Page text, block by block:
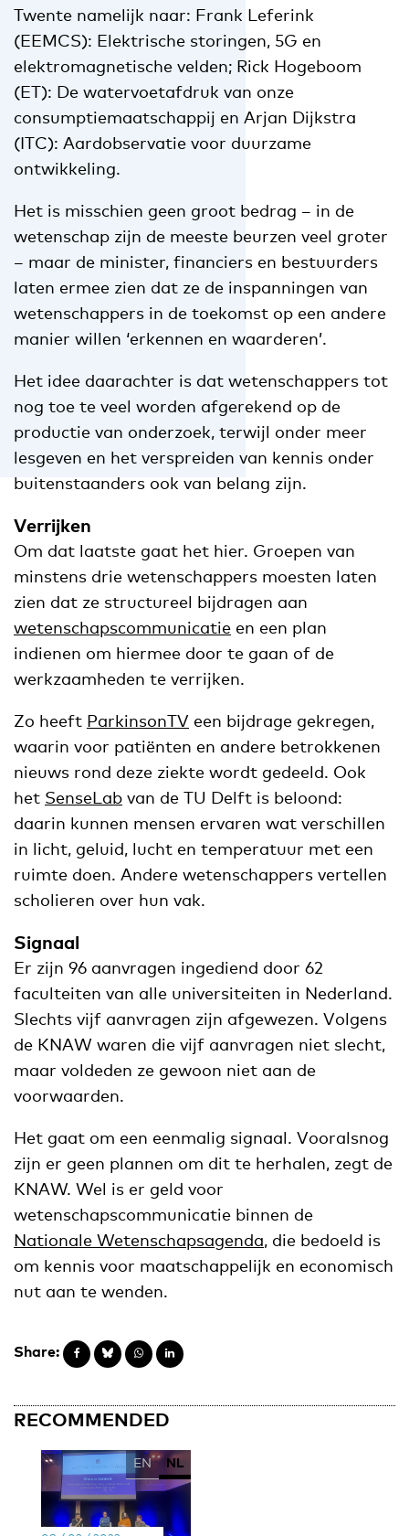
Twente namelijk naar: Frank Leferink
(EEMCS): Elektrische storingen, 5G en
elektromagnetische velden; Rick Hogeboom
(ET): De watervoetafdruk van onze
consumptiemaatschappij en Arjan Dijkstra
(ITC): Aardobservatie voor duurzame
ontwikkeling.
Het is misschien geen groot bedrag – in de
wetenschap zijn de meeste beurzen veel groter
– maar de minister, financiers en bestuurders
laten ermee zien dat ze de inspanningen van
wetenschappers in de toekomst op een andere
manier willen ‘erkennen en waarderen’.
Het idee daarachter is dat wetenschappers tot
nog toe te veel worden afgerekend op de
productie van onderzoek, terwijl onder meer
lesgeven en het verspreiden van kennis onder
buitenstaanders ook van belang zijn.
Verrijken
Om dat laatste gaat het hier. Groepen van
minstens drie wetenschappers moesten laten
zien dat ze structureel bijdragen aan
wetenschapscommunicatie en een plan
indienen om hiermee door te gaan of de
werkzaamheden te verrijken.
Zo heeft ParkinsonTV een bijdrage gekregen,
waarin voor patiënten en andere betrokkenen
nieuws rond deze ziekte wordt gedeeld. Ook
het SenseLab van de TU Delft is beloond:
daarin kunnen mensen ervaren wat verschillen
in licht, geluid, lucht en temperatuur met een
ruimte doen. Andere wetenschappers vertellen
scholieren over hun vak.
Signaal
Er zijn 96 aanvragen ingediend door 62
faculteiten van alle universiteiten in Nederland.
Slechts vijf aanvragen zijn afgewezen. Volgens
de KNAW waren die vijf aanvragen niet slecht,
maar voldeden ze gewoon niet aan de
voorwaarden.
Het gaat om een eenmalig signaal. Vooralsnog
zijn er geen plannen om dit te herhalen, zegt de
KNAW. Wel is er geld voor
wetenschapscommunicatie binnen de
Nationale Wetenschapsagenda, die bedoeld is
om kennis voor maatschappelijk en economisch
nut aan te wenden.
Share:
RECOMMENDED
EN NL